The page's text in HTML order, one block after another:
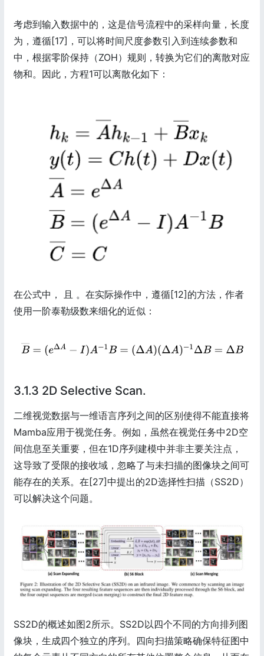
考虑到输入数据中的，这是信号流程中的采样向量，长度
为，遵循[17]，可以将时间尺度参数引入到连续参数和
中，根据零阶保持（ZOH）规则，转换为它们的离散对应
物和。因此，方程1可以离散化如下：
在公式中， 且 。在实际操作中，遵循[12]的方法，作者
使用一阶泰勒级数来细化的近似：
3.1.3 2D Selective Scan.
二维视觉数据与一维语言序列之间的区别使得不能直接将
Mamba应用于视觉任务。例如，虽然在视觉任务中2D空
间信息至关重要，但在1D序列建模中并非主要关注点，
这导致了受限的接收域，忽略了与未扫描的图像块之间可
能存在的关系。在[27]中提出的2D选择性扫描（SS2D）
可以解决这个问题。
SS2D的概述如图2所示。SS2D以四个不同的方向排列图
像块，生成四个独立的序列。四向扫描策略确保特征图中